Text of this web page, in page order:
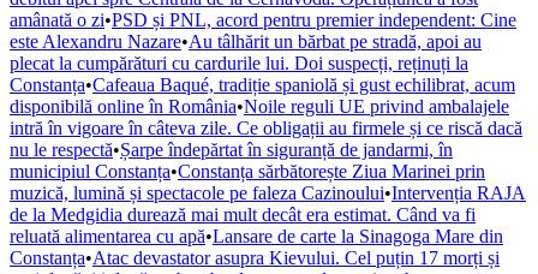
amânată o zi•PSD și PNL, acord pentru premier independent: Cine
este Alexandru Nazare•Au tâlhărit un bărbat pe stradă, apoi au
plecat la cumpărături cu cardurile lui. Doi suspecți, reținuți la
Constanța•Cafeaua Baqué, tradiție spaniolă și gust echilibrat, acum
disponibilă online în România•Noile reguli UE privind ambalajele
intră în vigoare în câteva zile. Ce obligații au firmele și ce riscă dacă
nu le respectă•Șarpe îndepărtat în siguranță de jandarmi, în
municipiul Constanța•Constanța sărbătorește Ziua Marinei prin
muzică, lumină și spectacole pe faleza Cazinoului•Intervenția RAJA
de la Medgidia durează mai mult decât era estimat. Când va fi
reluată alimentarea cu apă•Lansare de carte la Sinagoga Mare din
Constanța•Atac devastator asupra Kievului. Cel puțin 17 morți și